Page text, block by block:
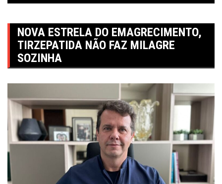
NOVA ESTRELA DO EMAGRECIMENTO,
TIRZEPATIDA NÃO FAZ MILAGRE
SOZINHA